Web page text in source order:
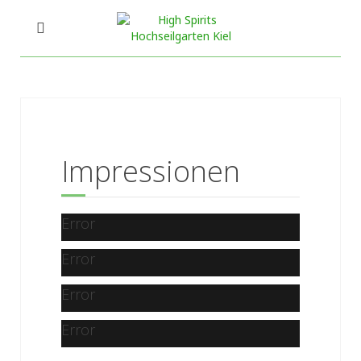
Impressionen
Error
Error
Error
Error